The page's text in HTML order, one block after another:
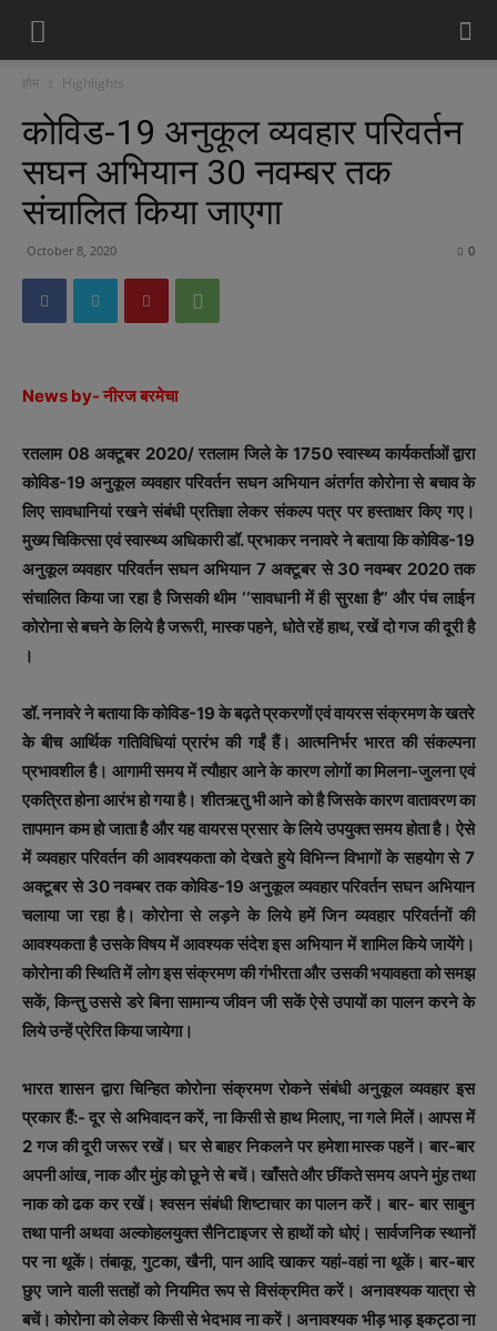
होम Highlights
कोविड-19 अनुकूल व्यवहार परिवर्तन
सघन अभियान 30 नवम्बर तक
संचालित किया जाएगा
October 8, 2020 0
News by- नीरज बरमेचा
रतलाम 08 अक्टूबर 2020/ रतलाम जिले के 1750 स्‍वास्‍थ्‍य कार्यकर्ताओं द्वारा
कोविड-19 अनुकूल व्यवहार परिवर्तन सघन अभियान अंतर्गत कोरोना से बचाव के
लिए सावधानियां रखने संबंधी प्रतिज्ञा लेकर संकल्‍प पत्र पर हस्‍ताक्षर किए गए।
मुख्य चिकित्सा एवं स्वास्थ्य अधिकारी डॉ. प्रभाकर ननावरे ने बताया कि कोविड-19
अनुकूल व्यवहार परिवर्तन सघन अभियान 7 अक्टूबर से 30 नवम्बर 2020 तक
संचालित किया जा रहा है जिसकी थीम ‘‘सावधानी में ही सुरक्षा है’’ और पंच लाईन
कोरोना से बचने के लिये है जरूरी, मास्क पहने, धोते रहें हाथ, रखें दो गज की दूरी है
।
डॉ. ननावरे ने बताया कि कोविड-19 के बढ़ते प्रकरणों एवं वायरस संक्रमण के खतरे
के बीच आर्थिक गतिविधियां प्रारंभ की गईं हैं। आत्मनिर्भर भारत की संकल्पना
प्रभावशील है। आगामी समय में त्यौहार आने के कारण लोगों का मिलना-जुलना एवं
एकत्रित होना आरंभ हो गया है। शीतऋतु भी आने को है जिसके कारण वातावरण का
तापमान कम हो जाता है और यह वायरस प्रसार के लिये उपयुक्त समय होता है। ऐसे
में व्यवहार परिवर्तन की आवश्यकता को देखते हुये विभिन्न विभागों के सहयोग से 7
अक्टूबर से 30 नवम्बर तक कोविड-19 अनुकूल व्यवहार परिवर्तन सघन अभियान
चलाया जा रहा है। कोरोना से लड़ने के लिये हमें जिन व्यवहार परिवर्तनों की
आवश्यकता है उसके विषय में आवश्यक संदेश इस अभियान में शामिल किये जायेंगे।
कोरोना की स्थिति में लोग इस संक्रमण की गंभीरता और उसकी भयावहता को समझ
सकें, किन्तु उससे डरे बिना सामान्य जीवन जी सकें ऐसे उपायों का पालन करने के
लिये उन्हें प्रेरित किया जायेगा।
भारत शासन द्वारा चिन्हित कोरोना संक्रमण रोकने संबंधी अनुकूल व्यवहार इस
प्रकार हैं:- दूर से अभिवादन करें, ना किसी से हाथ मिलाए, ना गले मिलें। आपस में
2 गज की दूरी जरूर रखें। घर से बाहर निकलने पर हमेशा मास्क पहनें। बार-बार
अपनी आंख, नाक और मुंह को छूने से बचें। खाँसते और छींकते समय अपने मुंह तथा
नाक को ढक कर रखें। श्वसन संबंधी शिष्टाचार का पालन करें। बार- बार साबुन
तथा पानी अथवा अल्कोहलयुक्त सैनिटाइजर से हाथों को धोएं। सार्वजनिक स्थानों
पर ना थूकें। तंबाकू, गुटका, खैनी, पान आदि खाकर यहां-वहां ना थूकें। बार-बार
छुए जाने वाली सतहों को नियमित रूप से विसंक्रमित करें। अनावश्यक यात्रा से
बचें। कोरोना को लेकर किसी से भेदभाव ना करें। अनावश्यक भीड़ भाड़ इकट्ठा ना